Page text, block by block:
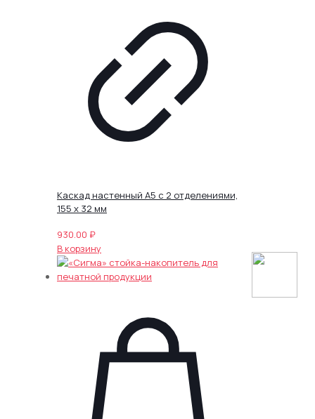
Каскад настенный А5 с 2 отделениями,
155 х 32 мм
930.00 ₽
В корзину